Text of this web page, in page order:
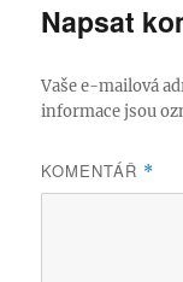
Napsat
Vaše e-mailová
informace jsou
KOMENTÁŘ *